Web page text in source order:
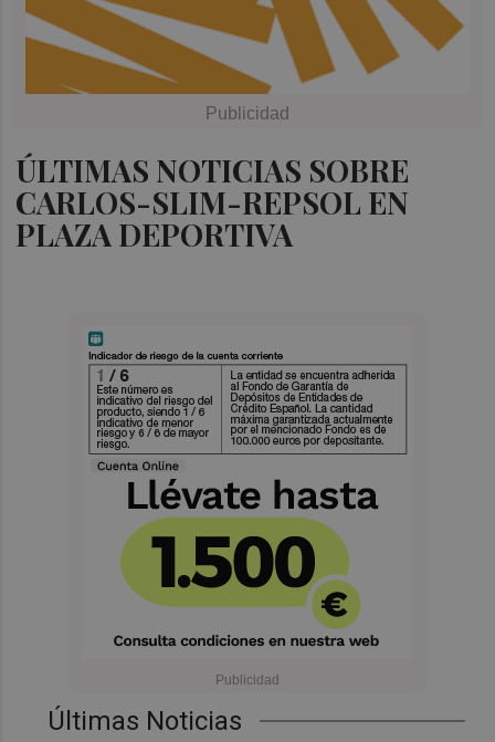
ÚLTIMAS NOTICIAS SOBRE
CARLOS-SLIM-REPSOL EN
PLAZA DEPORTIVA
Últimas Noticias